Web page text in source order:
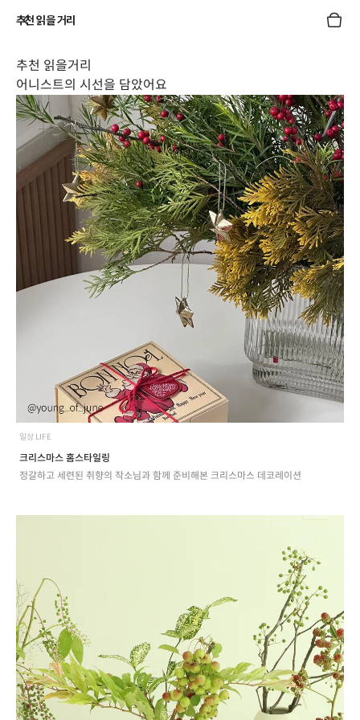
추천 읽을 거리
추천 읽을거리
어니스트의 시선을 담았어요
일상 LIFE
크리스마스 홈스타일링
정갈하고 세련된 취향의 작소님과 함께 준비해본 크리스마스 데코레이션